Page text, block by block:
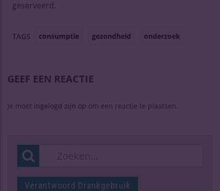
geserveerd.
TAGS consumptie gezondheid onderzoek
GEEF EEN REACTIE
Je moet ingelogd zijn op om een reactie te plaatsen.
Verantwoord Drankgebruik